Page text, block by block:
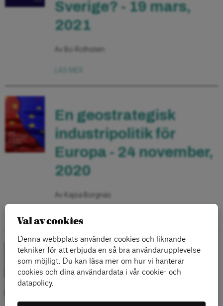
Sverige? - 19 mars,
2021
Av Bo Rothstein.
En geostrategisk
industripolitik för
Europa - 24 november,
2020
Av Kajsa Borgnäs.
LÄS MER
Arbetsmarknaden på
2020-talet - 15
oktober, 2020
Val av cookies
Denna webbplats använder cookies och liknande
tekniker för att erbjuda en så bra användarupplevelse
som möjligt. Du kan läsa mer om hur vi hanterar
cookies och dina användardata i vår cookie- och
datapolicy.